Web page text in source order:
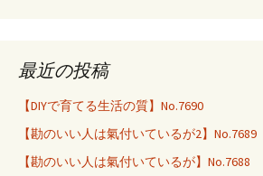
最近の投稿
【DIYで育てる生活の質】No.7690
【勘のいい人は氣付いているが2】No.7689
【勘のいい人は氣付いているが】No.7688